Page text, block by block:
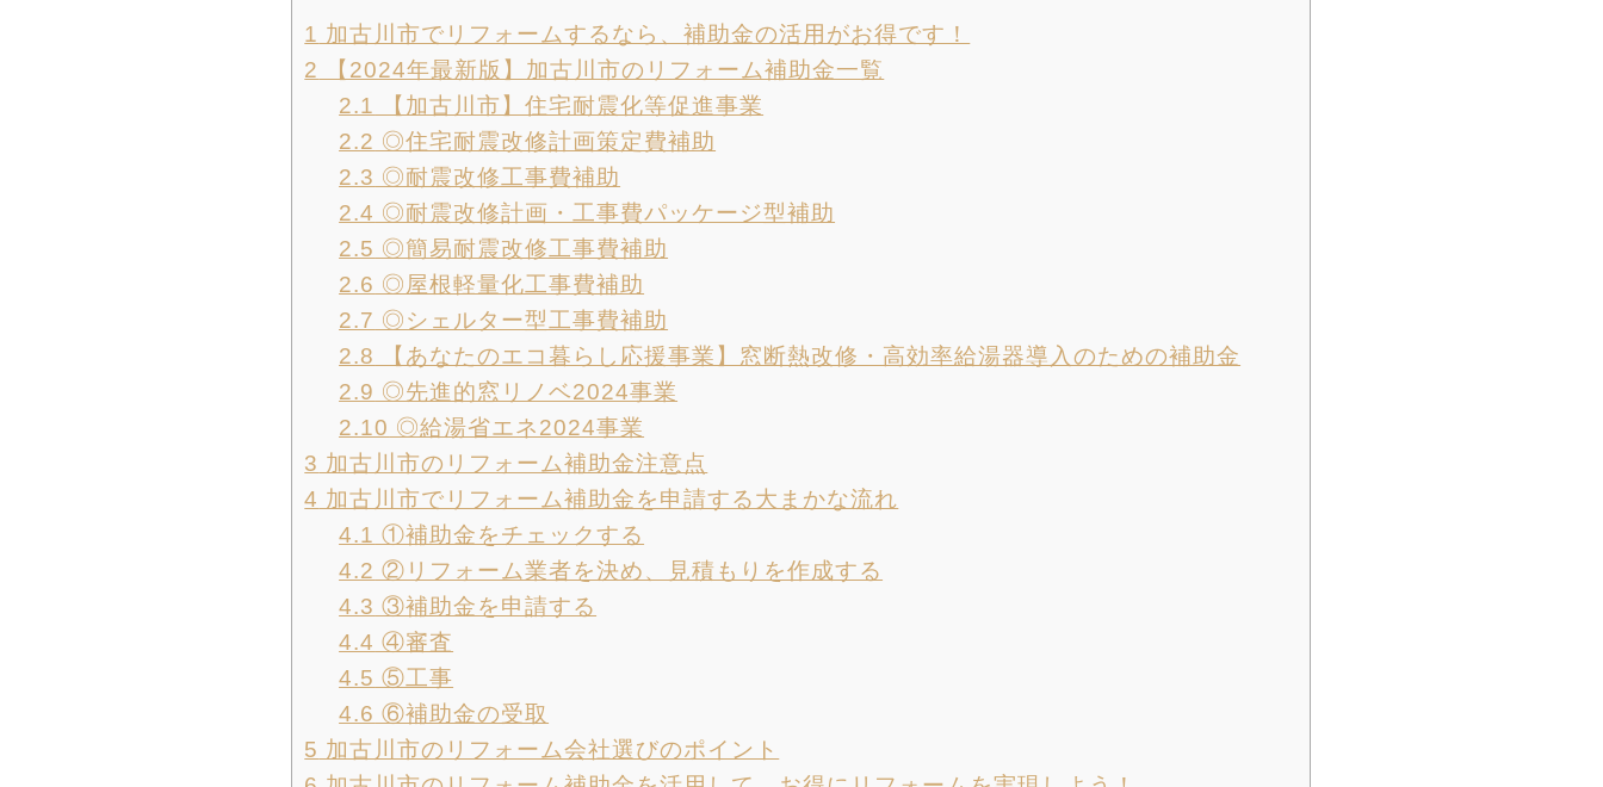
1 加古川市でリフォームするなら、補助金の活用がお得です！
2
【2024年最新版】加古川市のリフォーム補助金一覧
2.1 【加古川市】住宅耐震化等促進事業
2.2 ◎住宅耐震改修計画策定費補助
2.3 ◎耐震改修工事費補助
2.4 ◎耐震改修計画・工事費パッケージ型補助
2.5 ◎簡易耐震改修工事費補助
2.6 ◎屋根軽量化工事費補助
2.7 ◎シェルター型工事費補助
2.8 【あなたのエコ暮らし応援事業】窓断熱改修・高効率給湯器導入のための補助金
2.9 ◎先進的窓リノベ2024事業
2.10 ◎給湯省エネ2024事業
3 加古川市のリフォーム補助金注意点
4 加古川市でリフォーム補助金を申請する大まかな流れ
4.1 ①補助金をチェックする
4.2 ②リフォーム業者を決め、見積もりを作成する
4.3 ③補助金を申請する
4.4 ④審査
4.5 ⑤工事
4.6 ⑥補助金の受取
5 加古川市のリフォーム会社選びのポイント